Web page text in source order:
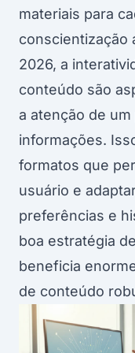
materiais para
conscientização
2026, a
conteúdo são
a atenção de
informações.
formatos que
usuário e
preferências e
boa estratégia
beneficia
de conteúdo